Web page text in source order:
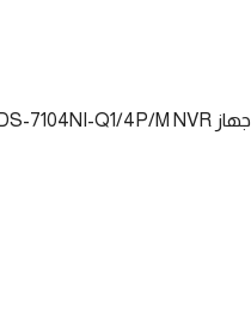
جهاز DS-7104NI-Q1/4P/M NVR